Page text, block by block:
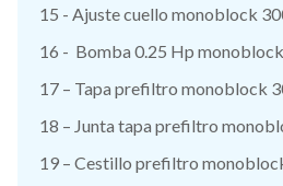
15 - Ajuste cuello monoblock
16 - Bomba 0.25 Hp
17 – Tapa prefiltro monoblock
18 – Junta tapa prefiltro
19 – Cestillo prefiltro